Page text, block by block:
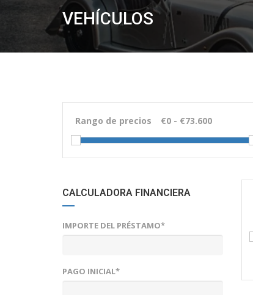
VEHÍCULOS
Rango de precios
CALCULADORA FINANCIERA
IMPORTE DEL PRÉSTAMO*
PAGO INICIAL*